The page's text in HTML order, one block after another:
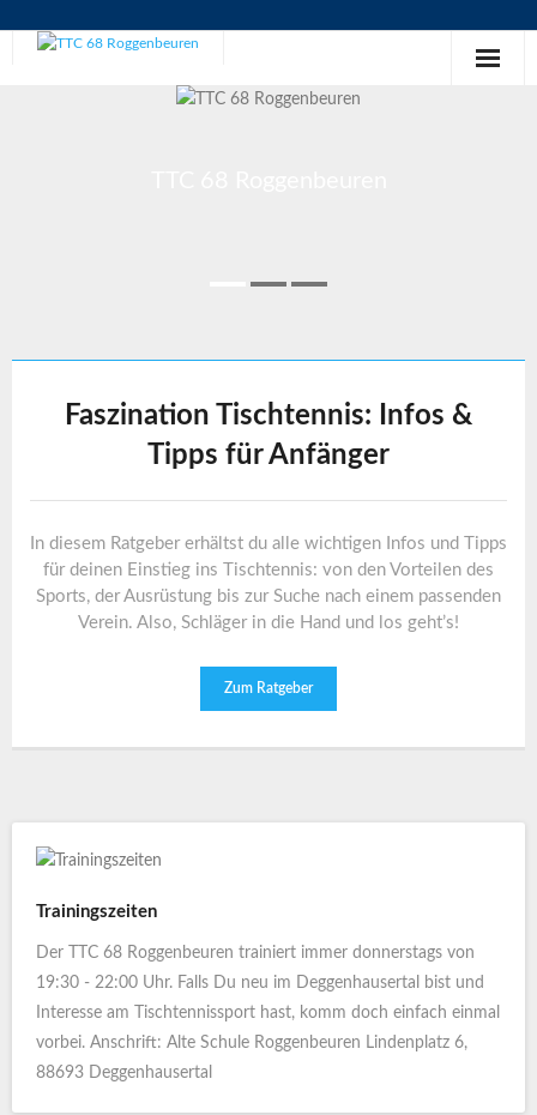
Faszination Tischtennis: Infos &
Tipps für Anfänger
In diesem Ratgeber erhältst du alle wichtigen Infos und Tipps
für deinen Einstieg ins Tischtennis: von den Vorteilen des
Sports, der Ausrüstung bis zur Suche nach einem passenden
Verein. Also, Schläger in die Hand und los geht’s!
Zum Ratgeber
Trainingszeiten
Der TTC 68 Roggenbeuren trainiert immer donnerstags von
19:30 - 22:00 Uhr. Falls Du neu im Deggenhausertal bist und
Interesse am Tischtennissport hast, komm doch einfach einmal
vorbei. Anschrift: Alte Schule Roggenbeuren Lindenplatz 6,
88693 Deggenhausertal